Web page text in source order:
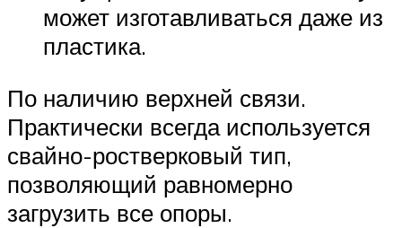
может изготавливаться даже из
пластика.
По наличию верхней связи.
Практически всегда используется
свайно-ростверковый тип,
позволяющий равномерно
загрузить все опоры.